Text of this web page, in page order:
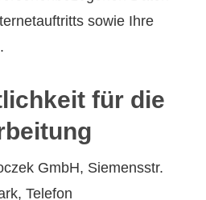
sowie Ihre
für die
GmbH, Siemensstr.
Telefon